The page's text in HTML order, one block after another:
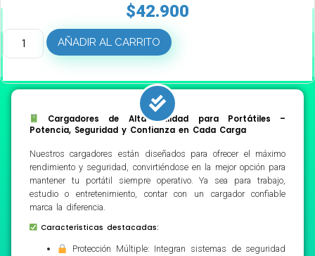
$42.900
AÑADIR AL CARRITO
Cargadores de Alta Calidad para Portátiles –
Potencia, Seguridad y Confianza en Cada Carga
Nuestros cargadores están diseñados para ofrecer el máximo
rendimiento y seguridad, convirtiéndose en la mejor opción para
mantener tu portátil siempre operativo. Ya sea para trabajo,
estudio o entretenimiento, contar con un cargador confiable
marca la diferencia.
Características destacadas:
Protección Múltiple: Integran sistemas de seguridad